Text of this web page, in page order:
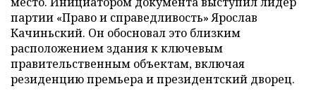
партии «Право и справедливость» Ярослав
Качиньский. Он обосновал это близким
расположением здания к ключевым
правительственным объектам, включая
резиденцию премьера и президентский дворец.